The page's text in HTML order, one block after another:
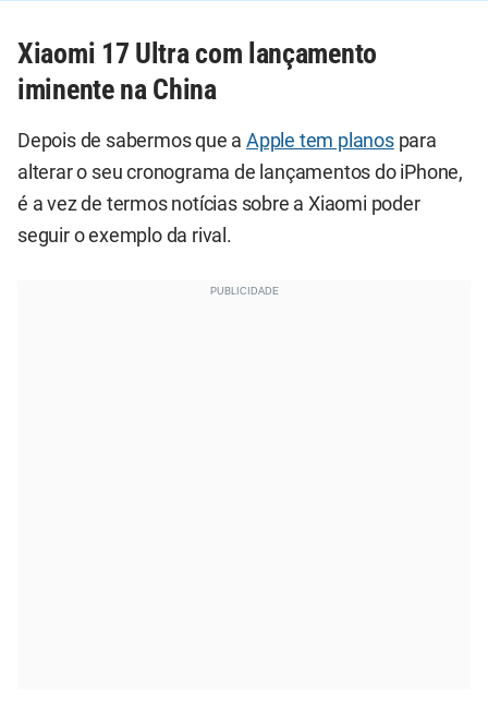
Xiaomi 17 Ultra com lançamento
iminente na China
Depois de sabermos que aApple tem planospara
alterar o seu cronograma de lançamentos do iPhone,
é a vez de termos notícias sobre a Xiaomi poder
seguir o exemplo da rival.